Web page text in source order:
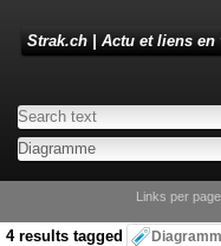
Strak.ch | Actu et liens en
Links per
4 results tagged